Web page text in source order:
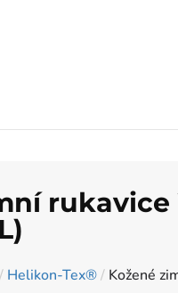
/ Helikon-Tex® / Kožené